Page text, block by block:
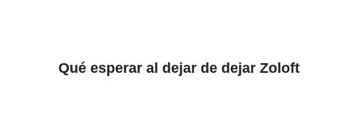
Qué esperar al dejar de dejar Zoloft